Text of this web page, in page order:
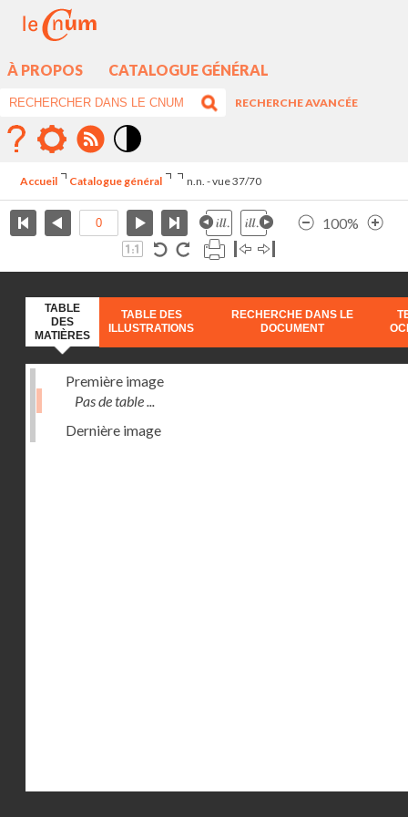
À PROPOS CATALOGUE GÉNÉRAL
RECHERCHE AVANCÉE
élévé
Accueil Catalogue général n.n. - vue 37/70
100%
TABLE
DES
MATIÈRES
TABLE DES
ILLUSTRATIONS
RECHERCHE DANS LE
DOCUMENT
Première image
Pas de table ...
Dernière image